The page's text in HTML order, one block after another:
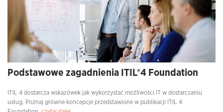
Podstawowe zagadnienia ITIL®4 Foundation
ITIL 4 dostarcza wskazówek jak wykorzystać możliwości IT w dostarczaniu
usług. Poznaj główne koncepcje przedstawione w publikacji ITIL 4